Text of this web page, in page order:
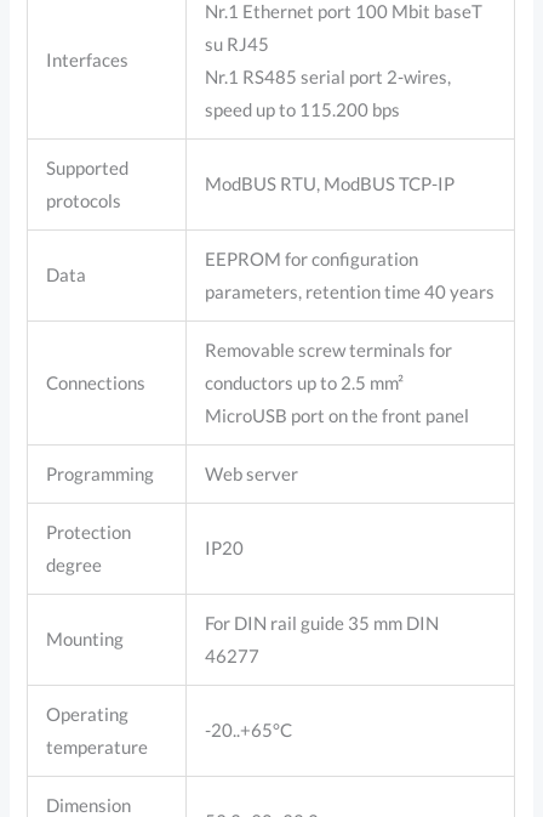
Interfaces
Nr.1 Ethernet port 100 Mbit baseT
su RJ45
Nr.1 RS485 serial port 2-wires,
speed up to 115.200 bps
Supported
protocols
ModBUS RTU, ModBUS TCP-IP
Data
EEPROM for configuration
parameters, retention time 40 years
Connections
Removable screw terminals for
conductors up to 2.5 mm²
MicroUSB port on the front panel
Programming Web server
Protection
degree
IP20
Mounting
For DIN rail guide 35 mm DIN
46277
Operating
temperature
-20..+65°C
Dimension